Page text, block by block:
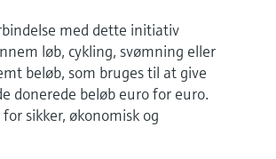
med dette initiativ
løb, cykling, svømning eller
beløb, som bruges til at give
donerede beløb euro for euro.
sikker, økonomisk og